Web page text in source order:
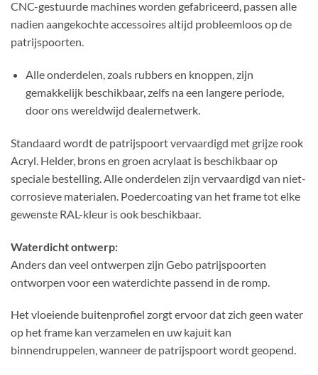
CNC-gestuurde machines worden gefabriceerd, passen alle
nadien aangekochte accessoires altijd probleemloos op de
patrijspoorten.
Alle onderdelen, zoals rubbers en knoppen, zijn
gemakkelijk beschikbaar, zelfs na een langere periode,
door ons wereldwijd dealernetwerk.
Standaard wordt de patrijspoort vervaardigd met grijze rook
Acryl. Helder, brons en groen acrylaat is beschikbaar op
speciale bestelling. Alle onderdelen zijn vervaardigd van niet-
corrosieve materialen. Poedercoating van het frame tot elke
gewenste RAL-kleur is ook beschikbaar.
Waterdicht ontwerp:
Anders dan veel ontwerpen zijn Gebo patrijspoorten
ontworpen voor een waterdichte passend in de romp.
Het vloeiende buitenprofiel zorgt ervoor dat zich geen water
op het frame kan verzamelen en uw kajuit kan
binnendruppelen, wanneer de patrijspoort wordt geopend.